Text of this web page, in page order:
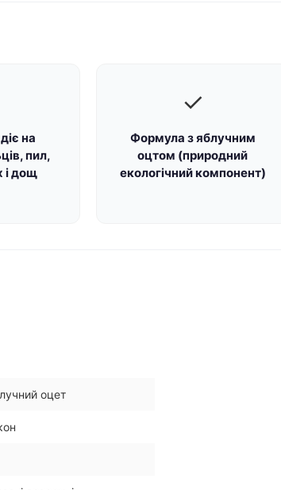
на
пил,
і дощ
✓
Формула з яблучним
оцтом (природний
екологічний компонент)
оцет